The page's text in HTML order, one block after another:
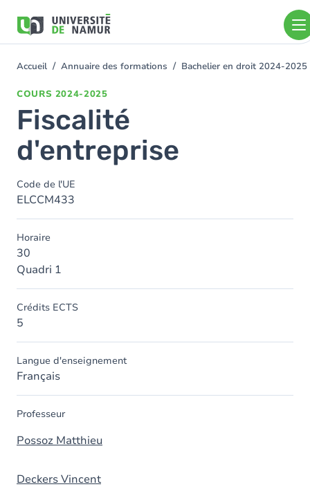
contenu
You
Accueil Annuaire des formations Bachelier en droit 2024-2025
COURS 2024-2025
Fiscalité
d'entreprise
Code de l'UE
ELCCM433
Horaire
30
Quadri 1
Crédits ECTS
5
Langue d'enseignement
Français
Professeur
Possoz Matthieu
Deckers Vincent